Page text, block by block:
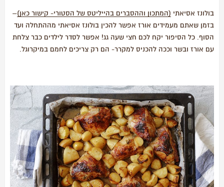
בולונז אסיאתי (המתכון וההסברים בהייליטס של הסטורי- קישור כאן)–
בזמן שאתם מעמידים אורז אפשר להכין בולונז אסיאתי מההתחלה ועד
הסוף. כל הסיפור יקח לכם חצי שעה גג! אפשר לסדר לילדים כבר צלחת
עם אורז ובשר וככה להכניס למקרר- הם רק צריכים לחמם במיקרוגל.